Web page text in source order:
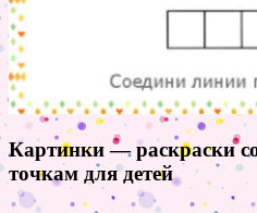
Картинки — раскраски
точкам для детей